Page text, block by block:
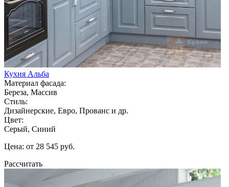
Кухня Альба
Материал фасада:
Береза, Массив
Стиль:
Дизайнерские, Евро, Прованс и др.
Цвет:
Серый, Синий
Цена: от 28 545 руб.
Рассчитать